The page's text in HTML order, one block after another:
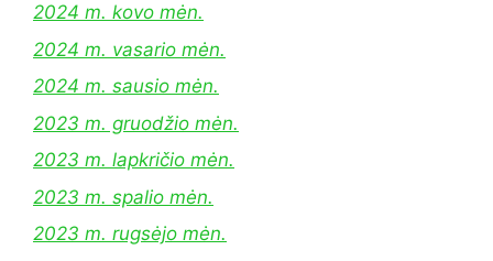
2024 m. kovo mėn.
2024 m. vasario mėn.
2024 m. sausio mėn.
2023 m. gruodžio mėn.
2023 m. lapkričio mėn.
2023 m. spalio mėn.
2023 m. rugsėjo mėn.